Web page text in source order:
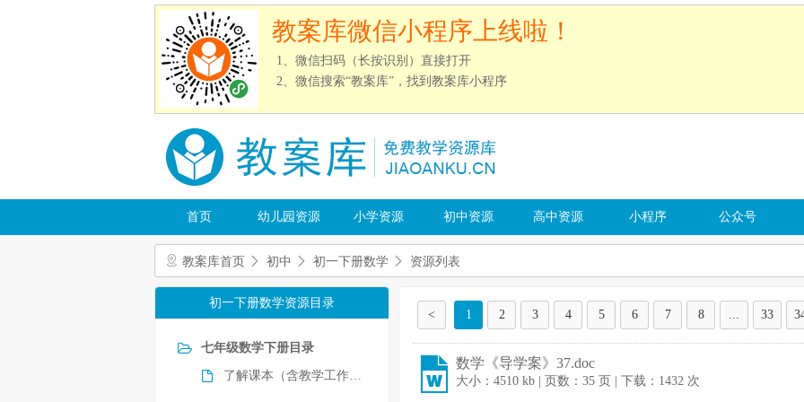
教案库微信小程序上线啦！
1、微信扫码（长按识别）直接打开
2、微信搜索“教案库”，找到教案库小程序
首页 幼儿园资源 小学资源 初中资源 高中资源 小程序 公众号
教案库首页 初中 初一下册数学 资源列表
初一下册数学资源目录
七年级数学下册目录
了解课本（含教学工作计划）
< 1 2 3 4 5 6 7 8 ... 33
数学《导学案》37.doc
大小：4510 kb | 页数：35 页 | 下载：1432 次